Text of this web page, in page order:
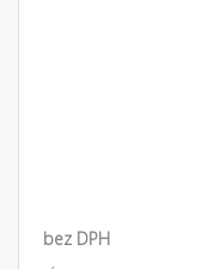
bez DPH